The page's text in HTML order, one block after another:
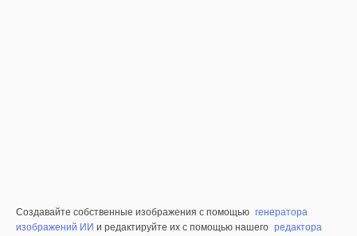
Создавайте собственные изображения с помощью генератора
изображений ИИ и редактируйте их с помощью нашего редактора